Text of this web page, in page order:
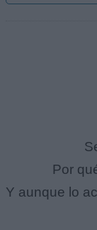
Por
Y aunque lo